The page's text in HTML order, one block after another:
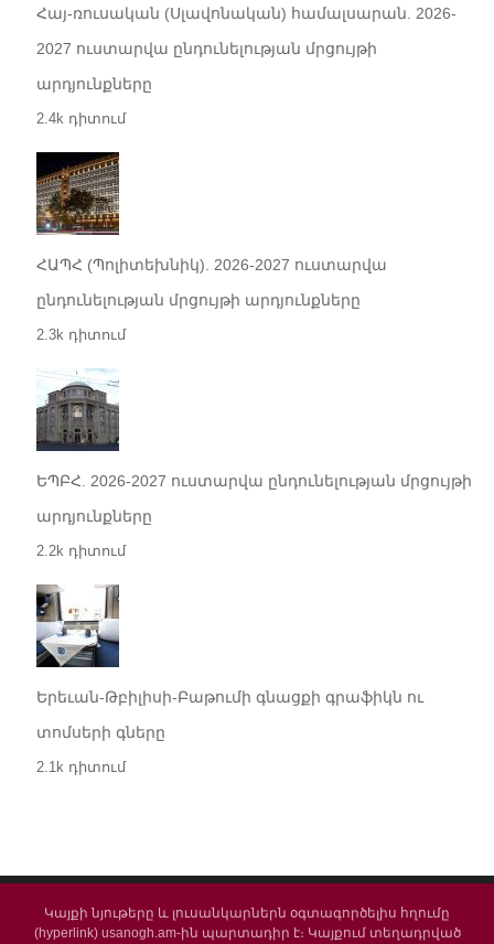
Հայ-ռուսական (Սլավոնական) համալսարան. 2026-
2027 ուստարվա ընդունելության մրցույթի
արդյունքները
2.4k դիտում
ՀԱՊՀ (Պոլիտեխնիկ). 2026-2027 ուստարվա
ընդունելության մրցույթի արդյունքները
2.3k դիտում
ԵՊԲՀ. 2026-2027 ուստարվա ընդունելության մրցույթի
արդյունքները
2.2k դիտում
Երեւան-Թբիլիսի-Բաթումի գնացքի գրաֆիկն ու
տոմսերի գները
2.1k դիտում
Կայքի նյութերը և լուսանկարներն օգտագործելիս հղումը
(hyperlink) usanogh.am-ին պարտադիր է։ Կայքում տեղադրված